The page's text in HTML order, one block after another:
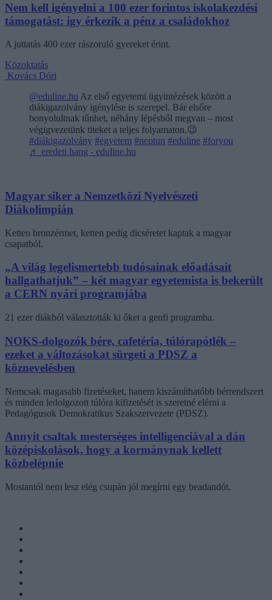
Nem kell igényelni a 100 ezer forintos iskolakezdési
támogatást: így érkezik a pénz a családokhoz
A juttatás 400 ezer rászoruló gyereket érint.
Közoktatás
Kovács Dóri
@eduline.hu Az első egyetemi ügyintézések között a
diákigazolvány igénylése is szerepel. Bár elsőre
bonyolultnak tűnhet, néhány lépésből megvan – most
végigvezetünk titeket a teljes folyamaton.😉
#diákigazolvány #egyetem #neptun #eduline #foryou
♬ eredeti hang - eduline.hu
Magyar siker a Nemzetközi Nyelvészeti
Diákolimpián
Ketten bronzérmet, ketten pedig dicséretet kaptak a magyar
csapatból.
„A világ legelismertebb tudósainak előadásait
hallgathatjuk” – két magyar egyetemista is bekerült
a CERN nyári programjába
21 ezer diákból választották ki őket a genfi programba.
NOKS-dolgozók bére, cafetéria, túlórapótlék –
ezeket a változásokat sürgeti a PDSZ a
köznevelésben
Nemcsak magasabb fizetéseket, hanem kiszámíthatóbb bérrendszert
és minden ledolgozott túlóra kifizetését is szeretné elérni a
Pedagógusok Demokratikus Szakszervezete (PDSZ).
Annyit csaltak mesterséges intelligenciával a dán
középiskolások, hogy a kormánynak kellett
közbelépnie
Mostantól nem lesz elég csupán jól megírni egy beadandót.